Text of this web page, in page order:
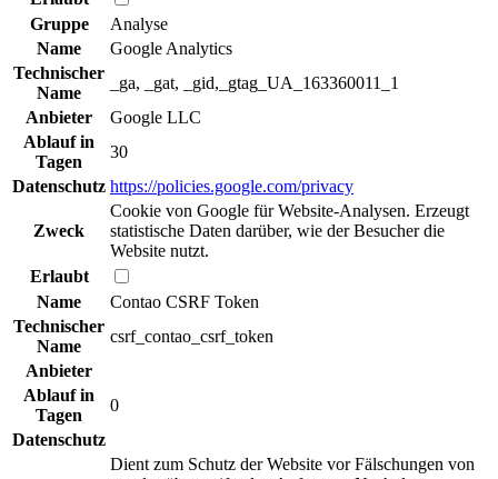
Gruppe
Analyse
Name
Google Analytics
Technischer
Name
_ga, _gat, _gid,_gtag_UA_163360011_1
Anbieter
Google LLC
Ablauf in
Tagen
30
Datenschutz https://policies.google.com/privacy
Zweck
Cookie von Google für Website-Analysen. Erzeugt
statistische Daten darüber, wie der Besucher die
Website nutzt.
Erlaubt
Name
Contao CSRF Token
Technischer
Name
csrf_contao_csrf_token
Anbieter
Ablauf in
Tagen
0
Datenschutz
Dient zum Schutz der Website vor Fälschungen von